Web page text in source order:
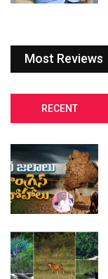
Most Reviews
RECENT